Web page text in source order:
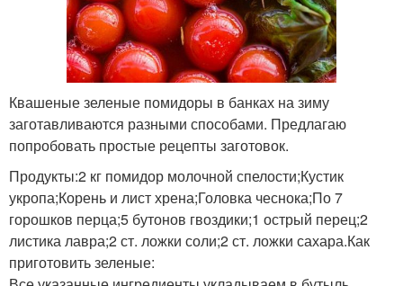
Квашеные зеленые помидоры в банках на зиму
заготавливаются разными способами. Предлагаю
попробовать простые рецепты заготовок.
Продукты:2 кг помидор молочной спелости;Кустик
укропа;Корень и лист хрена;Головка чеснока;По 7
горошков перца;5 бутонов гвоздики;1 острый перец;2
листика лавра;2 ст. ложки соли;2 ст. ложки сахара.Как
приготовить зеленые: